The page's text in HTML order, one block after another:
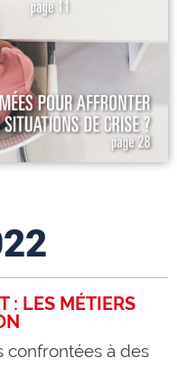
: LES MÉTIERS
confrontées à des